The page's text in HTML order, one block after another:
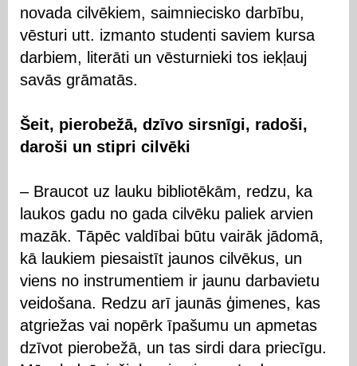
novada cilvēkiem, saimniecisko darbību,
vēsturi utt. izmanto studenti saviem kursa
darbiem, literāti un vēsturnieki tos iekļauj
savās grāmatās.
Šeit, pierobežā, dzīvo sirsnīgi, radoši,
daroši un stipri cilvēki
– Braucot uz lauku bibliotēkām, redzu, ka
laukos gadu no gada cilvēku paliek arvien
mazāk. Tāpēc valdībai būtu vairāk jādomā,
kā laukiem piesaistīt jaunos cilvēkus, un
viens no instrumentiem ir jaunu darbavietu
veidošana. Redzu arī jaunās ģimenes, kas
atgriežas vai nopērk īpašumu un apmetas
dzīvot pierobežā, un tas sirdi dara priecīgu.